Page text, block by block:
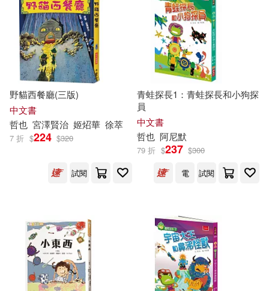
金秀映(2)
阿蘭(2) （日）山本哲也(2)
（日）鈴木哲也(2)
(日) 鈴木哲也(1)
(日)江幡哲也(1)
(日)石田哲也(1) (美)艾雲(1)
OKAPI閱讀生活誌(1)
SONY MUSIC(1)
Universal(1)
上海三聯書店(1) 世茂(1)
中國三峽出版社(1)
中國財政經濟出版社(1)
中央公論新社(1) 二魚文化(1)
野貓西餐廳(三版)
中文書
哲也 宮澤賢治 姬炤華 徐萃
7 折 $224 $320
試閱
青蛙探長1：青蛙探長和小狗探
員
中文書
哲也 阿尼默
79 折 $237 $300
電
試閱